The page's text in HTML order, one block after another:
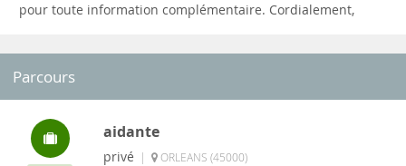
pour toute information complémentaire. Cordialement,
Parcours
aidante
privé | ORLEANS (45000)